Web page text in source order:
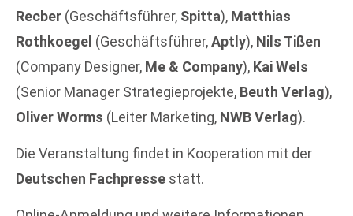
Recber (Geschäftsführer, Spitta), Matthias
Rothkoegel (Geschäftsführer,Aptly), Nils Tißen
(Company Designer, Me & Company), Kai Wels
(Senior Manager Strategieprojekte, Beuth Verlag),
Oliver Worms (Leiter Marketing, NWB Verlag).
Die Veranstaltung findet in Kooperation mit der
Deutschen Fachpresse statt.